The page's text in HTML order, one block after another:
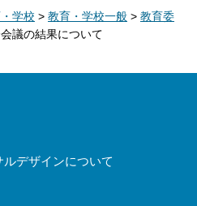
学校 > 教育・学校一般 > 教育委
議の結果について
デザインについて